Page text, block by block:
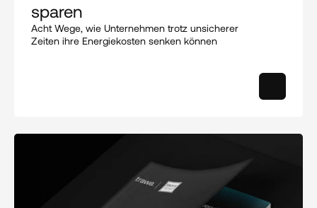
sparen
Acht Wege, wie Unternehmen trotz unsicherer
Zeiten ihre Energiekosten senken können